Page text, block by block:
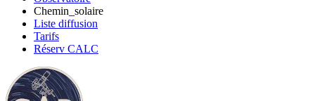
Chemin_solaire
Liste diffusion
Tarifs
Réserv CALC